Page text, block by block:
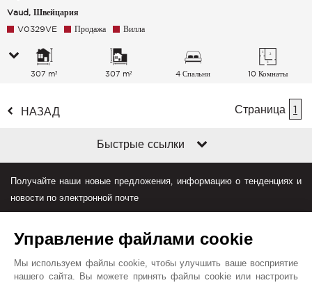
Vaud, Швейцария
V0329VE Продажа Вилла
307 m² 307 m² 4 Спальни 10 Комнаты
НАЗАД Страница 1
Быстрые ссылки
Получайте наши новые предложения, информацию о тенденциях и
новости по электронной почте
Управление файлами cookie
Мы используем файлы cookie, чтобы улучшить ваше восприятие
нашего сайта. Вы можете принять файлы cookie или настроить